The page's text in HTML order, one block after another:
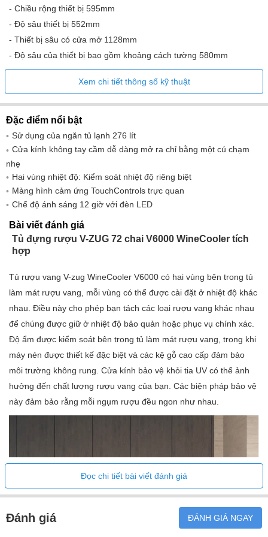
- Chiều rộng thiết bị 595mm
- Độ sâu thiết bị 552mm
- Thiết bị sâu có cửa mở 1128mm
- Độ sâu của thiết bị bao gồm khoảng cách tường 580mm
- Trọng lượng lề đường 89kg
Năng lượng
- Đánh giá hiện tại 1,0 A
- Lớp hiệu quả năng lượng G
- Tiêu thụ năng lượng hàng năm 178,0 kWh
- Nguồn sáng phải được thay thế bởi chuyên gia Đúng
- vzgpi_điện danh định_hệ thống sưởi ấm 15,0W
- Điện áp định mức (1) 220-240V~
- Công suất định mức (1) 0,24kW
- Giá trị phòng ngừa rủi ro (1) 10A
- Cáp kết nối 2,1m
Sản phẩm đã chọn
- Điều số của người tiền nhiệm 5109500002
- Danh mục sản phẩm Tủ lạnh/tủ đông
- Kiểu WC6T-51095
- Tiêu chuẩn chiều rộng 60cm
Xem chi tiết thông số kỹ thuật
Đặc điểm nổi bật
Sử dụng của ngăn tủ lạnh 276 lít
Cửa kính không tay cầm dễ dàng mở ra chỉ bằng một cú chạm
nhẹ
Hai vùng nhiệt độ: Kiểm soát nhiệt độ riêng biệt
Màng hình cảm ứng TouchControls trực quan
Chế độ ánh sáng 12 giờ với đèn LED
Bài viết đánh giá
Tủ đựng rượu V-ZUG 72 chai V6000 WineCooler tích
hợp
Tủ rượu vang V-zug WineCooler V6000 có hai vùng bên trong tủ
làm mát rượu vang, mỗi vùng có thể được cài đặt ở nhiệt độ khác
nhau. Điều này cho phép bạn tách các loại rượu vang khác nhau
để chúng được giữ ở nhiệt độ bảo quản hoặc phục vụ chính xác.
Độ ẩm được kiểm soát bên trong tủ làm mát rượu vang, trong khi
máy nén được thiết kế đặc biệt và các kệ gỗ cao cấp đảm bảo
môi trường không rung. Cửa kính bảo vệ khỏi tia UV có thể ảnh
hưởng đến chất lượng rượu vang của bạn. Các biện pháp bảo vệ
này đảm bảo rằng mỗi ngụm rượu đều ngon như nhau.
Đọc chi tiết bài viết đánh giá
Đánh giá ĐÁNH GIÁ NGAY